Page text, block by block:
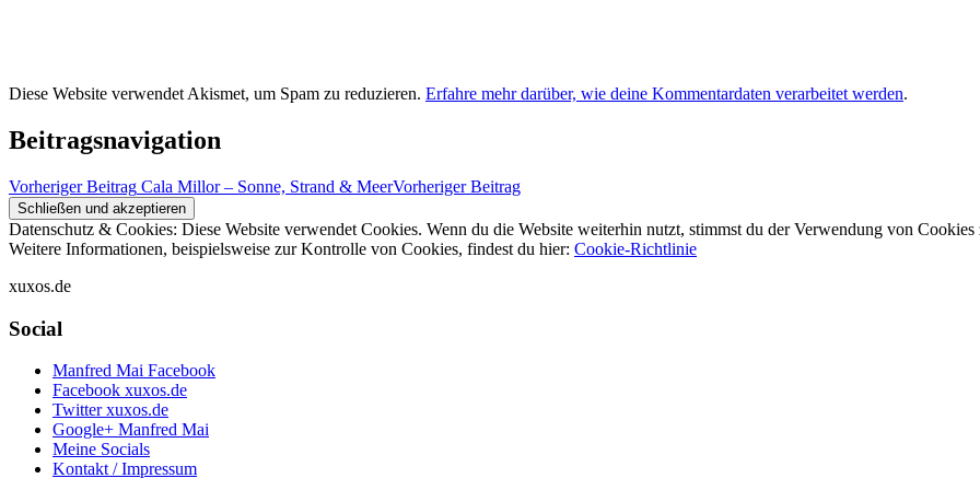
Diese Website verwendet Akismet, um Spam zu reduzieren. Erfahre mehr darüber, wie deine Kommentardaten verarbeitet werden.
Beitragsnavigation
Vorheriger Beitrag Cala Millor – Sonne, Strand & MeerVorheriger Beitrag
Datenschutz & Cookies: Diese Website verwendet Cookies. Wenn du die Website weiterhin nutzt, stimmst du der Verwendung von Cookies
Weitere Informationen, beispielsweise zur Kontrolle von Cookies, findest du hier: Cookie-Richtlinie
xuxos.de
Social
Manfred Mai Facebook
Facebook xuxos.de
Twitter xuxos.de
Google+ Manfred Mai
Meine Socials
Kontakt / Impressum